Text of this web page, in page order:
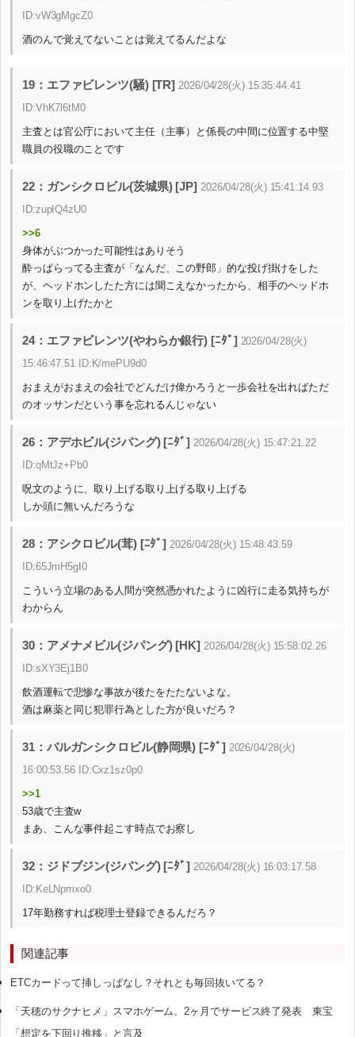
ID:vW3gMgcZ0
酒のんで覚えてないことは覚えてるんだよな
19：エファビレンツ(騒) [TR] 2026/04/28(火) 15:35:44.41
ID:VhK7l6tM0
主査とは官公庁において主任（主事）と係長の中間に位置する中堅
職員の役職のことです
22：ガンシクロビル(茨城県) [JP] 2026/04/28(火) 15:41:14.93
ID:zupIQ4zU0
>>6
身体がぶつかった可能性はありそう
酔っぱらってる主査が「なんだ、この野郎」的な投げ掛けをした
が、ヘッドホンしたた方には聞こえなかったから、相手のヘッドホ
ンを取り上げたかと
24：エファビレンツ(やわらか銀行) [ﾆﾀﾞ] 2026/04/28(火)
15:46:47.51 ID:K/mePU9d0
おまえがおまえの会社でどんだけ偉かろうと一歩会社を出ればただ
のオッサンだという事を忘れるんじゃない
26：アデホビル(ジパング) [ﾆﾀﾞ] 2026/04/28(火) 15:47:21.22
ID:qMtJz+Pb0
呪文のように、取り上げる取り上げる取り上げる
しか頭に無いんだろうな
28：アシクロビル(茸) [ﾆﾀﾞ] 2026/04/28(火) 15:48:43.59
ID:65JmH5gI0
こういう立場のある人間が突然憑かれたように凶行に走る気持ちが
わからん
30：アメナメビル(ジパング) [HK] 2026/04/28(火) 15:58:02.26
ID:sXY3Ej1B0
飲酒運転で悲惨な事故が後たをたたないよな。
酒は麻薬と同じ犯罪行為とした方が良いだろ？
31：バルガンシクロビル(静岡県) [ﾆﾀﾞ] 2026/04/28(火)
16:00:53.56 ID:Cxz1sz0p0
>>1
53歳で主査w
まあ、こんな事件起こす時点でお察し
32：ジドブジン(ジパング) [ﾆﾀﾞ] 2026/04/28(火) 16:03:17.58
ID:KeLNpmxo0
17年勤務すれば税理士登録できるんだろ？
関連記事
ETCカードって挿しっぱなし？それとも毎回抜いてる？
「天穂のサクナヒメ」スマホゲーム、2ヶ月でサービス終了発表 東宝
「想定を下回り推移」と言及